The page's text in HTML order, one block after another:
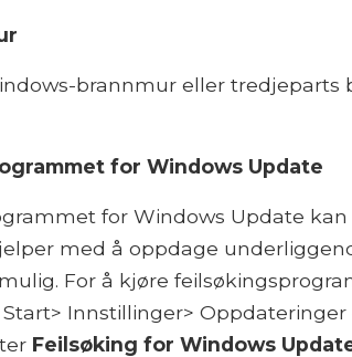
brannmur eller tredjeparts
for Windows Update
for Windows Update
med å oppdage
For å kjøre
Innstillinger> Oppdateringer
Feilsøking for Windows